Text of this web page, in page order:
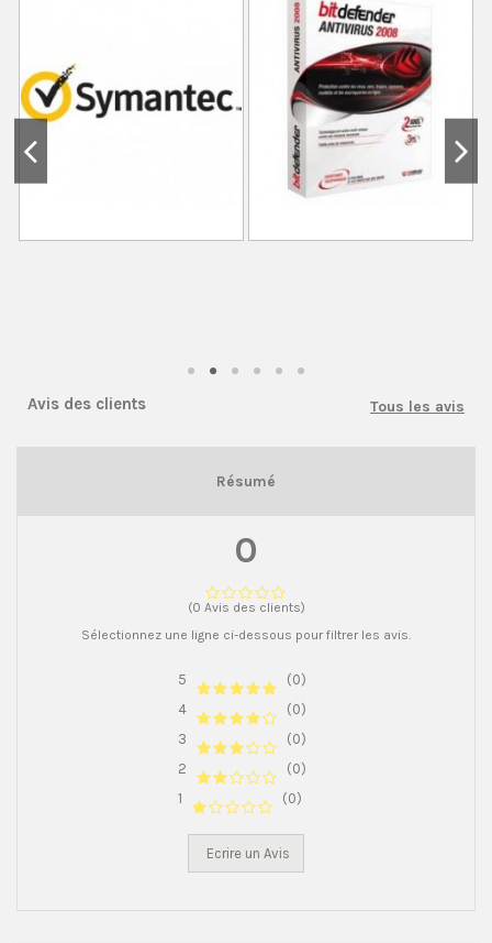
Avis des clients Tous les avis
Résumé
0
(0 Avis des clients)
Sélectionnez une ligne ci-dessous pour filtrer les avis.
5
(0)
4
(0)
3
(0)
2
(0)
1
(0)
Ecrire un Avis